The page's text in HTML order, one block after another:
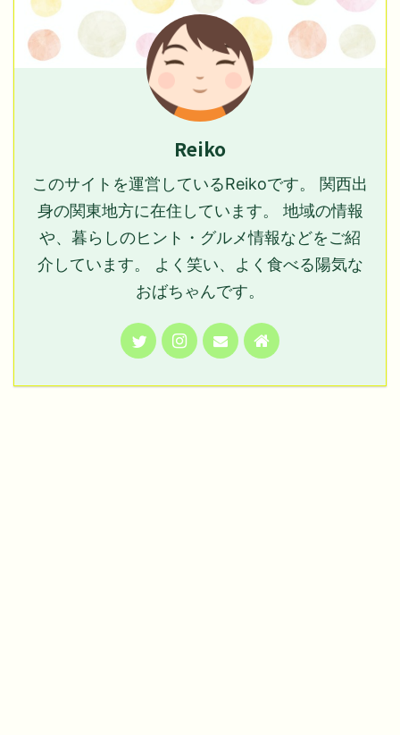
Reiko
このサイトを運営しているReikoです。 関西出
身の関東地方に在住しています。 地域の情報
や、暮らしのヒント・グルメ情報などをご紹
介しています。 よく笑い、よく食べる陽気な
おばちゃんです。